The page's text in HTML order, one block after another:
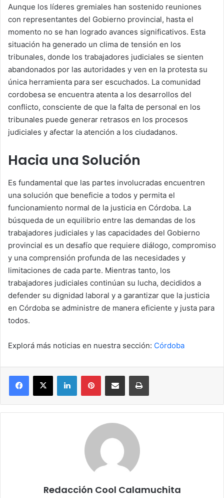
Aunque los líderes gremiales han sostenido reuniones
con representantes del Gobierno provincial, hasta el
momento no se han logrado avances significativos. Esta
situación ha generado un clima de tensión en los
tribunales, donde los trabajadores judiciales se sienten
abandonados por las autoridades y ven en la protesta su
única herramienta para ser escuchados. La comunidad
cordobesa se encuentra atenta a los desarrollos del
conflicto, consciente de que la falta de personal en los
tribunales puede generar retrasos en los procesos
judiciales y afectar la atención a los ciudadanos.
Hacia una Solución
Es fundamental que las partes involucradas encuentren
una solución que beneficie a todos y permita el
funcionamiento normal de la justicia en Córdoba. La
búsqueda de un equilibrio entre las demandas de los
trabajadores judiciales y las capacidades del Gobierno
provincial es un desafío que requiere diálogo, compromiso
y una comprensión profunda de las necesidades y
limitaciones de cada parte. Mientras tanto, los
trabajadores judiciales continúan su lucha, decididos a
defender su dignidad laboral y a garantizar que la justicia
en Córdoba se administre de manera eficiente y justa para
todos.
Explorá más noticias en nuestra sección: Córdoba
Facebook
X LinkedInPinterestCompartir por correo electrónicoImprimir
Redacción Cool Calamuchita